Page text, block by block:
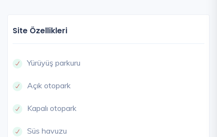
Site Özellikleri
Yürüyüş parkuru
Açık otopark
Kapalı otopark
Süs havuzu